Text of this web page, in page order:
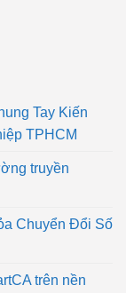
Tay Kiến
TPHCM
truyền
Chuyển Đổi Số
trên nền